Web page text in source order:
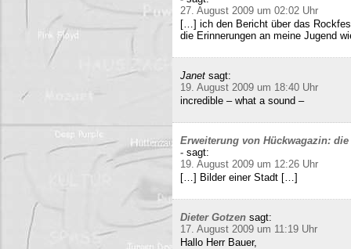
27. August 2009 um 02:02 Uhr
[…] ich den Bericht über das
die Erinnerungen an meine Jugend
Janet sagt:
19. August 2009 um 18:40 Uhr
incredible – what a sound –
Erweiterung von Hückwagazin:
- sagt:
19. August 2009 um 12:26 Uhr
[…] Bilder einer Stadt […]
Dieter Gotzen sagt:
17. August 2009 um 11:19 Uhr
Hallo Herr Bauer,